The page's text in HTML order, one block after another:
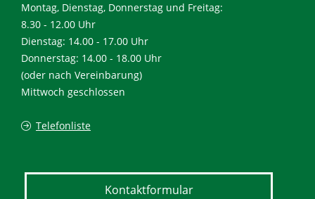
Montag, Dienstag, Donnerstag und Freitag:
8.30 - 12.00 Uhr
Dienstag: 14.00 - 17.00 Uhr
Donnerstag: 14.00 - 18.00 Uhr
(oder nach Vereinbarung)
Mittwoch geschlossen
Telefonliste
Kontaktformular